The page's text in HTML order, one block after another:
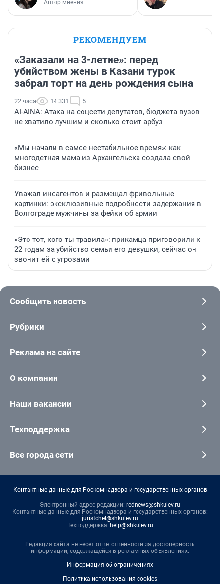
Автор мнения
РЕКОМЕНДУЕМ
«Заказали на 3-летие»: перед
убийством жены в Казани турок
забрал торт на день рождения сына
22 часа 14 331 5
AI-AINA: Атака на соцсети депутатов, бюджета вузов
не хватило лучшим и сколько стоит арбуз
«Мы начали в самое нестабильное время»: как
многодетная мама из Архангельска создала свой
бизнес
Уважал иноагентов и размещал фривольные
картинки: эксклюзивные подробности задержания в
Волгограде мужчины за фейки об армии
«Это тот, кого ты травила»: прикамца приговорили к
22 годам за убийство семьи его девушки, сейчас он
звонит ей с угрозами
Сообщить новость
Рубрики
Реклама на сайте
О компании
Наши вакансии
Техподдержка
Все города сети
Контактные данные для Роскомнадзора и государственных органов
Электронный адрес редакции: rednews@shkulev.ru
Контактные данные для Роскомнадзора и государственных органов:
juristchel@shkulev.ru
Техподдержка: help@shkulev.ru
Редакция сайта не несет ответственности за достоверность
информации, содержащейся в рекламных объявлениях.
Информация об ограничениях
Политика использования cookies